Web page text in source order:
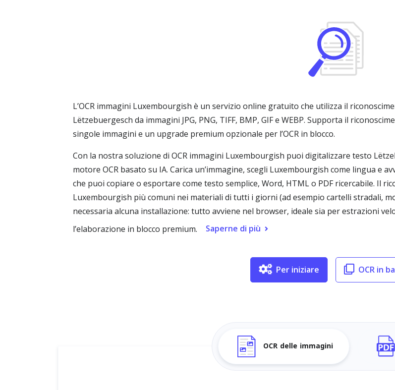
L’OCR immagini Luxembourgish è un servizio online gratuito che utilizza il
Lëtzebuergesch da immagini JPG, PNG, TIFF, BMP, GIF e WEBP. Supporta il
singole immagini e un upgrade premium opzionale per l’OCR in blocco.
Con la nostra soluzione di OCR immagini Luxembourgish puoi digitalizzare testo
motore OCR basato su IA. Carica un’immagine, scegli Luxembourgish come lingua e
che puoi copiare o esportare come testo semplice, Word, HTML o PDF ricercabile. Il
Luxembourgish più comuni nei materiali di tutti i giorni (ad esempio cartelli stradali,
necessaria alcuna installazione: tutto avviene nel browser, ideale sia per estrazioni
l’elaborazione in blocco premium.
Saperne di più
Per iniziare OCR in
OCR delle immagini